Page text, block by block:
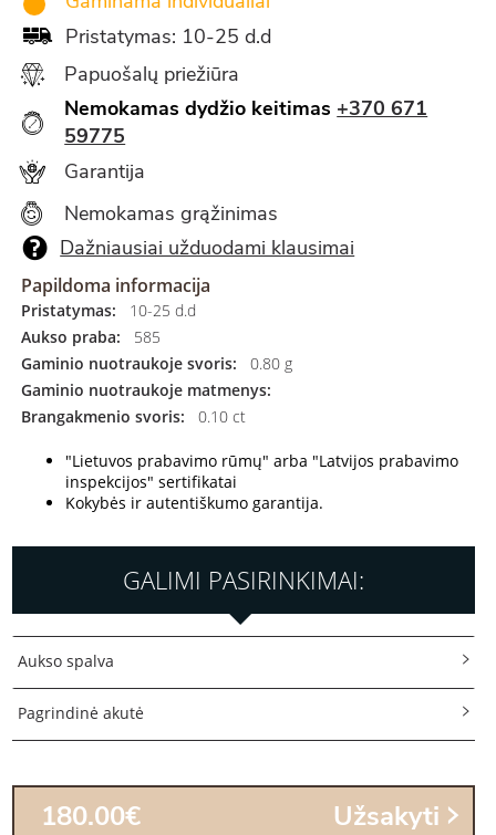
Pristatymas: 10-25 d.d
Papuošalų priežiūra
Nemokamas dydžio keitimas +370 671
59775
Garantija
Nemokamas grąžinimas
Dažniausiai užduodami klausimai
Papildoma informacija
Pristatymas:
10-25 d.d
Aukso praba:
585
Gaminio nuotraukoje svoris:
0.80 g
Gaminio nuotraukoje matmenys:
Brangakmenio svoris:
0.10 ct
"Lietuvos prabavimo rūmų" arba "Latvijos prabavimo
inspekcijos" sertifikatai
Kokybės ir autentiškumo garantija.
GALIMI PASIRINKIMAI:
Aukso spalva
Pagrindinė akutė
180.00€ Užsakyti